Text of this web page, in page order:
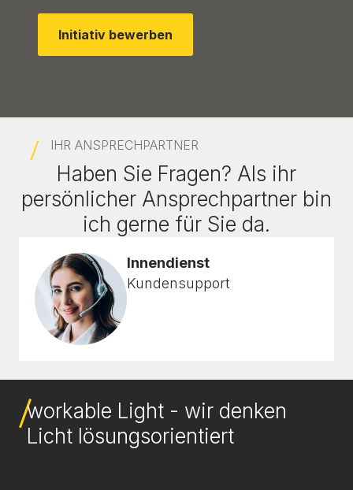
Initiativ bewerben
IHR ANSPRECHPARTNER
Haben Sie Fragen? Als ihr
persönlicher Ansprechpartner bin
ich gerne für Sie da.
Innendienst
Kundensupport
workable Light - wir denken
Licht lösungsorientiert